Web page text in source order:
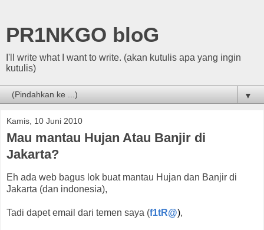
PR1NKGO bloG
I'll write what I want to write. (akan kutulis apa yang ingin
kutulis)
▼
Kamis, 10 Juni 2010
Mau mantau Hujan Atau Banjir di
Jakarta?
Eh ada web bagus lok buat mantau Hujan dan Banjir di
Jakarta (dan indonesia),
Tadi dapet email dari temen saya (f1tR@),